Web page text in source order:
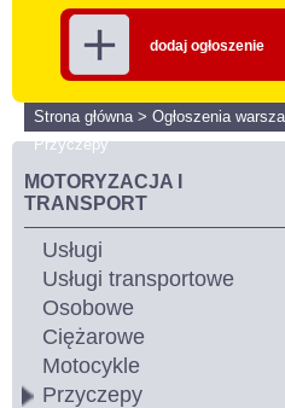
dodaj ogłoszenie
Strona główna> Ogłoszenia
Przyczepy
MOTORYZACJA I
TRANSPORT
Usługi
Usługi transportowe
Osobowe
Ciężarowe
Motocykle
Przyczepy